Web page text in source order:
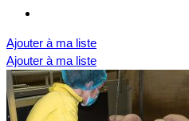
Ajouter à ma liste
Ajouter à ma liste